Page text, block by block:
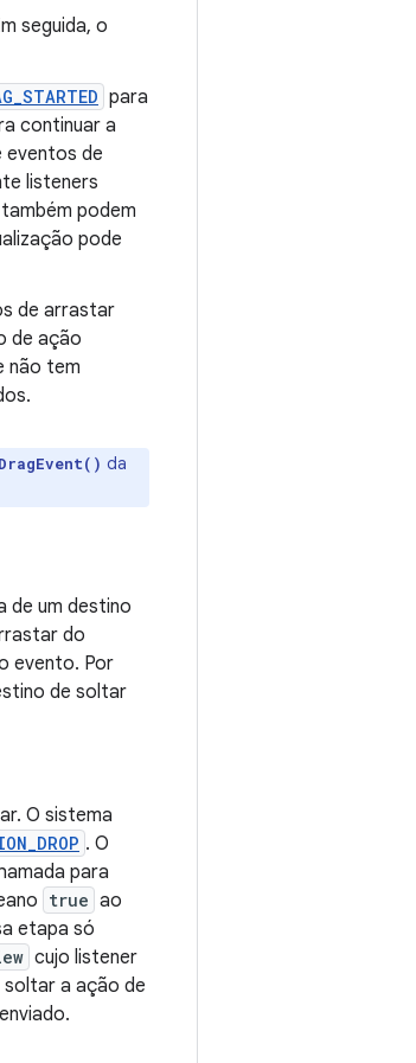
seguida, o
para
continuar a
eventos de
listeners
podem
pode
de arrastar
de ação
não tem
da
de um destino
do
evento. Por
de soltar
O sistema
. O
para
true ao
etapa só
cujo listener
a ação de